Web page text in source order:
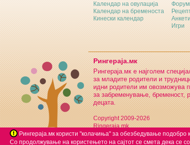
Рингераја.мк користи "колачиња" за обезбедување
Со продолжување на користењето на сајтот се смета дека се
Календар на овулација
Календар на бременоста
Кинески календар
Игри
Рингераја.мк
Рингераја.мк е најголем
за младите родители и
идни родители им овозможува
за забременување, бременост,
децата.
Copyright 2009-2026
Ringeraja.mk